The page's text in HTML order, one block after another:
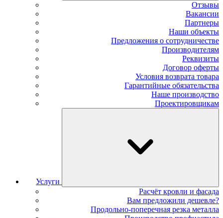
Отзывы
Вакансии
Партнеры
Наши объекты
Предложения о сотрудничестве
Производителям
Реквизиты
Договор оферты
Условия возврата товара
Гарантийные обязательства
Наше производство
Проектировщикам
Услуги
Расчёт кровли и фасада
Вам предложили дешевле?
Продольно-поперечная резка металла